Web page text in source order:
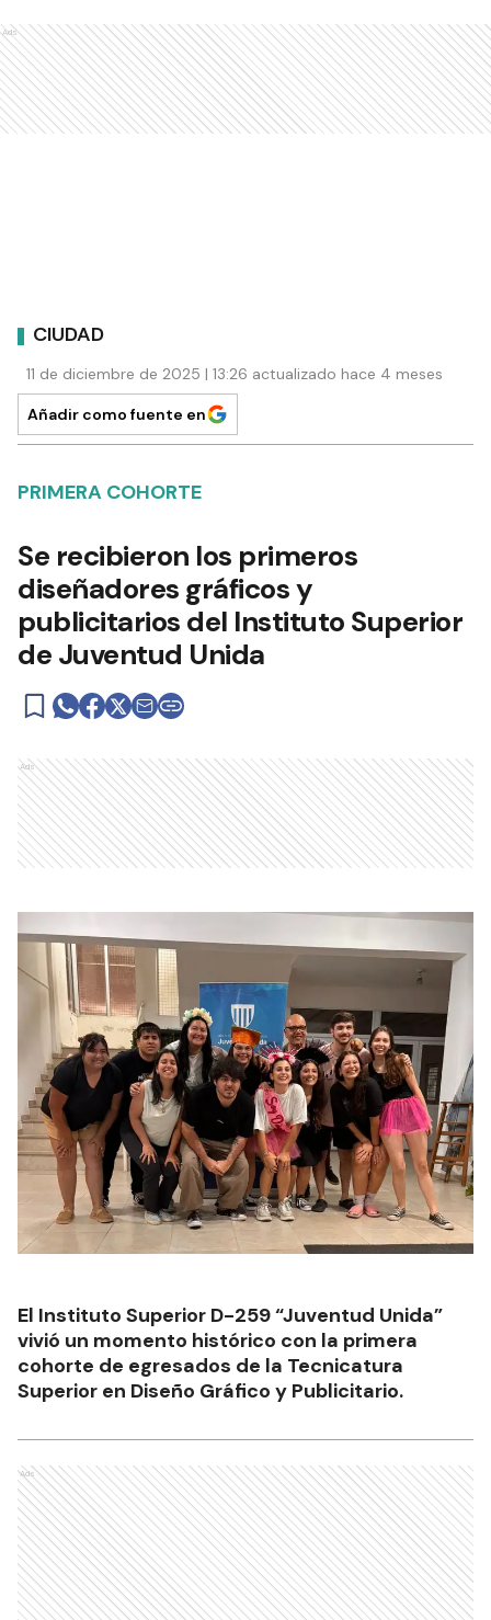
Ads
CIUDAD
11 de diciembre de 2025 | 13:26 actualizado hace 4 meses
Añadir como fuente en
PRIMERA COHORTE
Se recibieron los primeros
diseñadores gráficos y
publicitarios del Instituto Superior
de Juventud Unida
Ads
El Instituto Superior D-259 “Juventud Unida”
vivió un momento histórico con la primera
cohorte de egresados de la Tecnicatura
Superior en Diseño Gráfico y Publicitario.
Ads